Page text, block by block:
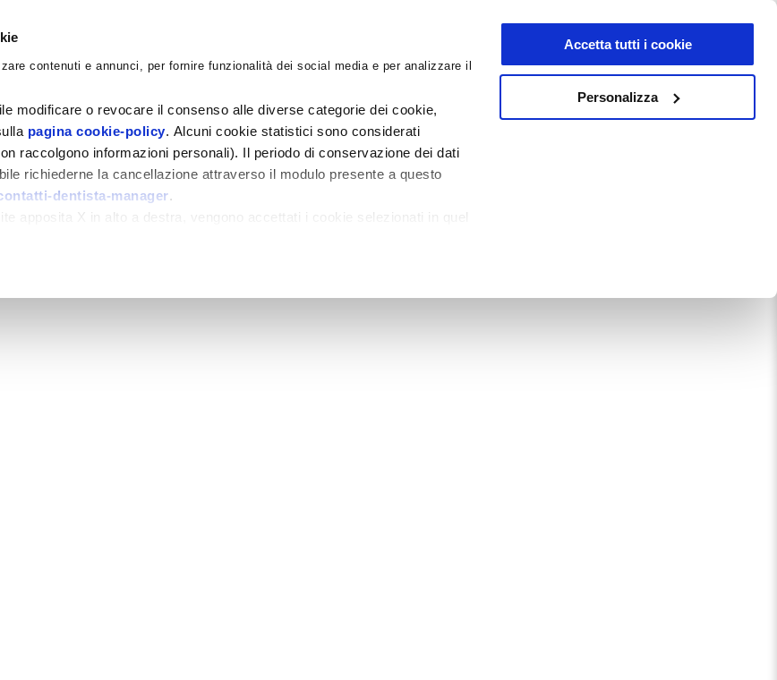
contenuti e annunci, per fornire funzionalità dei social media e per analizzare il
modificare o revocare il consenso alle diverse categorie dei cookie,
pagina cookie-policy. Alcuni cookie statistici sono considerati
raccolgono informazioni personali). Il periodo di conservazione dei dati
richiederne la cancellazione attraverso il modulo presente a questo
dentista-manager.
apposita X in alto a destra, vengono accettati i cookie selezionati in quel
Accetta tutti i cookie
Personalizza
NEWSLETTER
DOCUMENTI 0 0